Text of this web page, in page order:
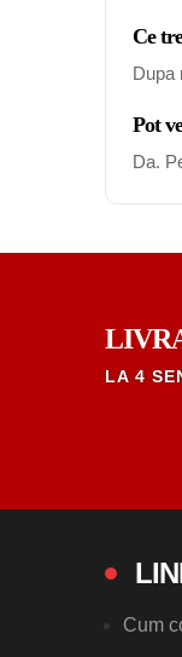
Ce
Dupa
Pot
Da.
LA 4
Cum